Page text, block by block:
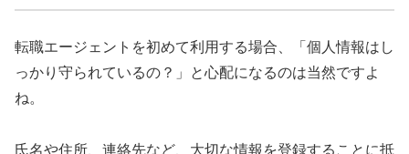
転職エージェントを初めて利用する場合、「個人情報はし
っかり守られているの？」と心配になるのは当然ですよ
ね。
氏名や住所、連絡先など、大切な情報を登録することに抵